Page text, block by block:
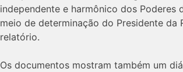
independente e harmônico dos Poderes
meio de determinação do Presidente da
relatório.
Os documentos mostram também um